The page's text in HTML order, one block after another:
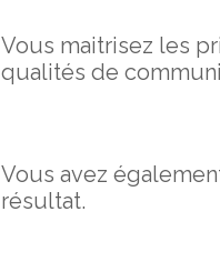
Vous maitrisez les
qualités de
Vous avez
résultat.